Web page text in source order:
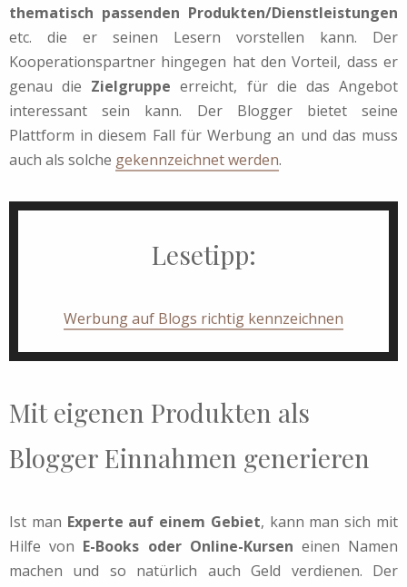
thematisch passenden Produkten/Dienstleistungen
etc. die er seinen Lesern vorstellen kann. Der
Kooperationspartner hingegen hat den Vorteil, dass er
genau die Zielgruppe erreicht, für die das Angebot
interessant sein kann. Der Blogger bietet seine
Plattform in diesem Fall für Werbung an und das muss
auch als solche gekennzeichnet werden.
Lesetipp:
Werbung auf Blogs richtig kennzeichnen
Mit eigenen Produkten als
Blogger Einnahmen generieren
Ist man Experte auf einem Gebiet, kann man sich mit
Hilfe von E-Books oder Online-Kursen einen Namen
machen und so natürlich auch Geld verdienen. Der